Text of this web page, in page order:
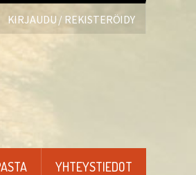
KIRJAUDU / REKISTERÖIDY
YHTEYSTIEDOT